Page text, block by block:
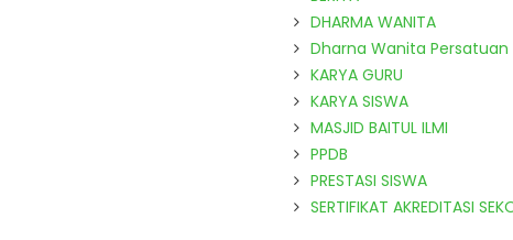
DHARMA WANITA
Dharna Wanita Persatuan
KARYA GURU
KARYA SISWA
MASJID BAITUL ILMI
PPDB
PRESTASI SISWA
SERTIFIKAT AKREDITASI